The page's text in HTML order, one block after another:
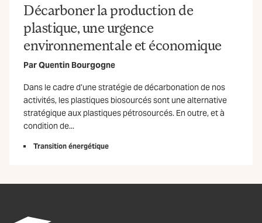
Décarboner la production de
plastique, une urgence
environnementale et économique
ParQuentin Bourgogne
Dans le cadre d’une stratégie de décarbonation de nos
activités, les plastiques biosourcés sont une alternative
stratégique aux plastiques pétrosourcés. En outre, et à
condition de...
Transition énergétique